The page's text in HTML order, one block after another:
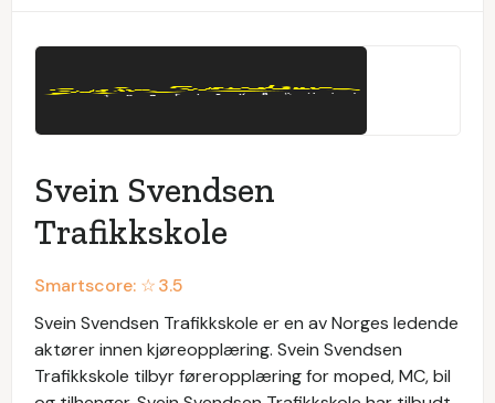
Svein Svendsen
Trafikkskole
Smartscore: ☆3.5
Svein Svendsen Trafikkskole er en av Norges ledende
aktører innen kjøreopplæring. Svein Svendsen
Trafikkskole tilbyr føreropplæring for moped, MC, bil